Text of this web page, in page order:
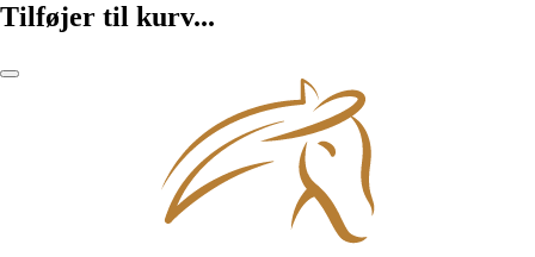
Tilføjer til kurv...